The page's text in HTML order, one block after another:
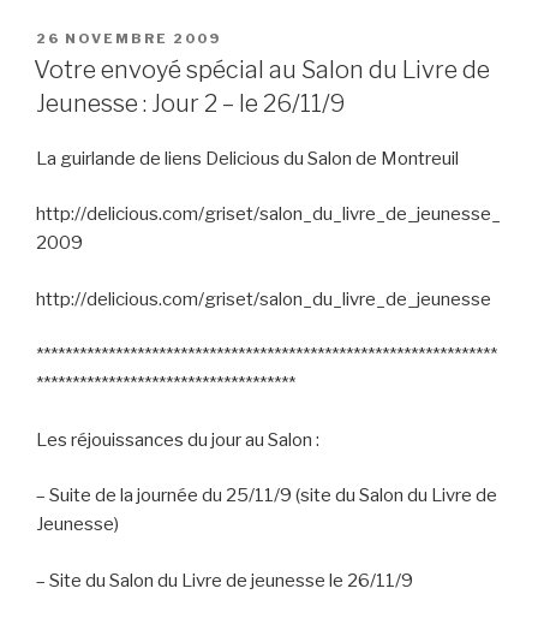
PUBLIÉ
LE
26 NOVEMBRE 2009
Votre envoyé spécial au Salon du Livre de
Jeunesse : Jour 2 – le 26/11/9
La guirlande de liens Delicious du Salon de Montreuil
http://delicious.com/griset/salon_du_livre_de_jeunesse_
2009
http://delicious.com/griset/salon_du_livre_de_jeunesse
****************************************************************
************************************
Les réjouissances du jour au Salon :
– Suite de la journée du 25/11/9 (site du Salon du Livre de
Jeunesse)
– Site du Salon du Livre de jeunesse le 26/11/9